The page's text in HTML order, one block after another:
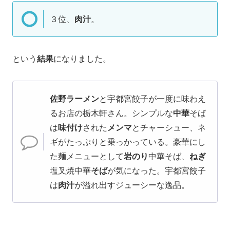
３位、 肉汁。
という結果になりました。
佐野ラーメンと宇都宮餃子が一度に味わえ
るお店の栃木軒さん。シンプルな中華そば
は味付けされたメンマとチャーシュー、ネ
ギがたっぷりと乗っかっている。豪華にし
た麺メニューとして岩のり中華そば、 ねぎ
塩叉焼中華そばが気になった。宇都宮餃子
は肉汁が溢れ出すジューシーな逸品。